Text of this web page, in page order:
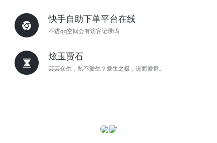
快手自助下单平台在线
不进qq空间会有访客记录吗
炫玉贾石
芸芸众生，孰不爱生？爱生之极，进而爱群。